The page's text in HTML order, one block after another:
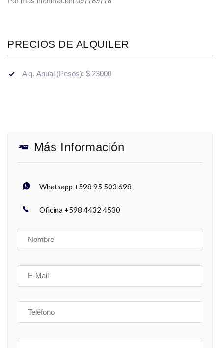
PRECIOS DE ALQUILER
Alq. Anual (Pesos): $ 23000
Más Información
Whatsapp +598 95 503 698
Oficina +598 4432 4530